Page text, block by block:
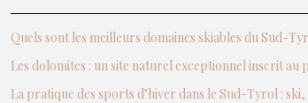
Quels sont les meilleurs domaines skiables du Sud-
Les dolomites : un site naturel exceptionnel inscrit au
La pratique des sports d’hiver dans le Sud-Tyrol :